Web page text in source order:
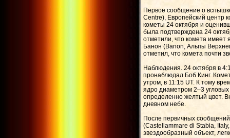
Первое сообщение о
Centre), Европейский центр
кометы 24 октября и
была подтверждена 24
отметили, что комета имеет
Банон (Banon, Альпы
отметил, что комета почти
Наблюдения. 24 октября в
пронаблюдал Боб Кинг.
утром, в 11:15 UT. К тому
ядро диаметром 2–3
определенно желтый цвет.
дневном небе.
После первичных
(Castellammare di Stabia,
звездообразный объект,